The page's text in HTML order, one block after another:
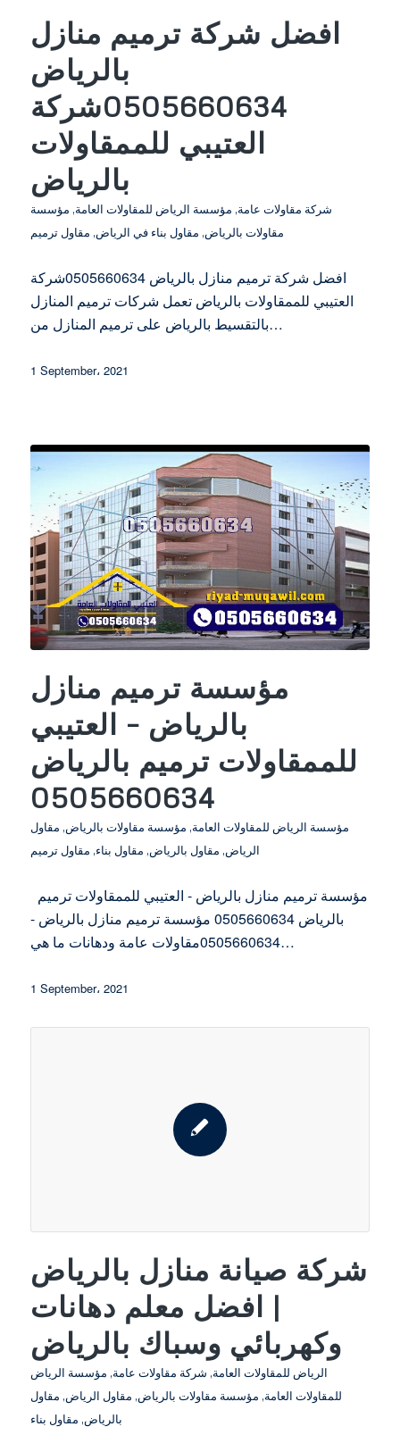
افضل شركة ترميم منازل
بالرياض
0505660634شركة
العتيبي للممقاولات
بالرياض
شركة مقاولات عامة, مؤسسة الرياض للمقاولات العامة, مؤسسة
مقاولات بالرياض, مقاول بناء في الرياض, مقاول ترميم
افضل شركة ترميم منازل بالرياض 0505660634شركة
العتيبي للممقاولات بالرياض تعمل شركات ترميم المنازل
بالتقسيط بالرياض على ترميم المنازل من…
1 September، 2021
مؤسسة ترميم منازل
بالرياض – العتيبي
للممقاولات ترميم بالرياض
0505660634
مؤسسة الرياض للمقاولات العامة, مؤسسة مقاولات بالرياض, مقاول
الرياض, مقاول بالرياض, مقاول بناء, مقاول ترميم
بالرياض 0505660634 مؤسسة ترميم منازل بالرياض -
0505660634مقاولات عامة ودهانات ما هي…
1 September، 2021
شركة صيانة منازل بالرياض
| افضل معلم دهانات
وكهربائي وسباك بالرياض
الرياض للمقاولات العامة, شركة مقاولات عامة, مؤسسة الرياض
للمقاولات العامة, مؤسسة مقاولات بالرياض, مقاول الرياض, مقاول
بالرياض, مقاول بناء